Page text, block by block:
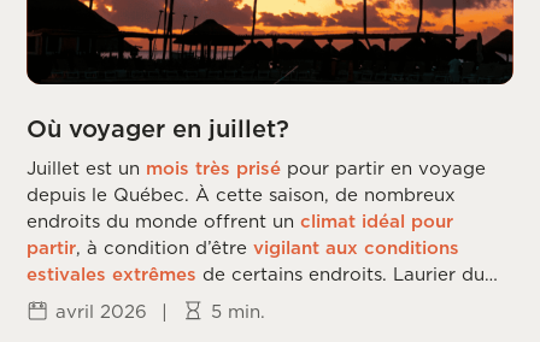
Où voyager en juillet?
Juillet est un mois très prisé pour partir en voyage
depuis le Québec. À cette saison, de nombreux
endroits du monde offrent unclimat idéal pour
partir, à condition d’êtrevigilant aux conditions
estivales extrêmes de certains endroits. Laurier du
Vallon vous dévoile les
meilleures destinations
voyage en
juillet
avril 2026 | 5 min.